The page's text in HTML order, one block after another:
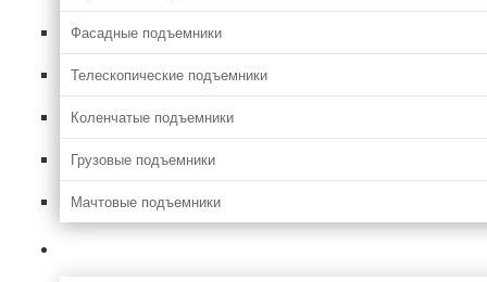
Фасадные подъемники
Телескопические подъемники
Коленчатые подъемники
Грузовые подъемники
Мачтовые подъемники